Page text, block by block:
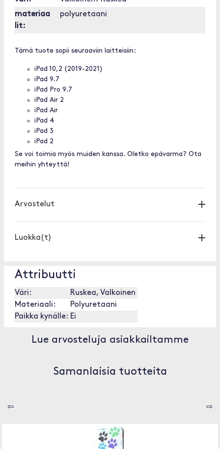
materiaa
lit:
polyuretaani
Tämä tuote sopii seuraaviin laitteisiin:
iPad 10,2 (2019-2021)
iPad 9.7
iPad Pro 9.7
iPad Air 2
iPad Air
iPad 4
iPad 3
iPad 2
Se voi toimia myös muiden kanssa. Oletko epävarma? Ota
meihin yhteyttä!
Arvostelut
Luokka(t)
Attribuutti
Väri:
Ruskea, Valkoinen
Materiaali:
Polyuretaani
Paikka kynälle: Ei
Lue arvosteluja asiakkailtamme
Samanlaisia tuotteita
⇦ ⇨